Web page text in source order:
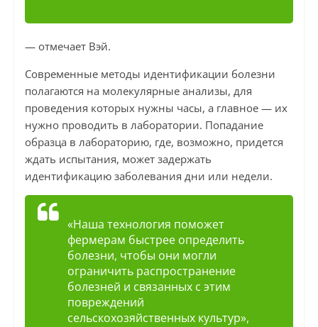
— отмечает Вэй.
Современные методы идентификации болезни
полагаются на молекулярные анализы, для
проведения которых нужны часы, а главное — их
нужно проводить в лаборатории. Попадание
образца в лабораторию, где, возможно, придется
ждать испытания, может задержать
идентификацию заболевания дни или недели.
«Наша технология поможет
фермерам быстрее определить
болезни, чтобы они могли
ограничить распространение
болезней и связанных с этим
повреждений
сельскохозяйственных культур»,